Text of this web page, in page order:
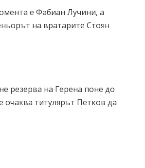
е Фабиан Лучини, а
на вратарите Стоян
резерва на Герена поне до
очаква титулярът Петков да